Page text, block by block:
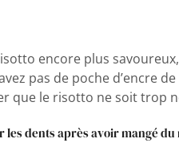
encore plus
pas de poche d’encre
que le risotto ne soit trop
les dents après avoir mangé